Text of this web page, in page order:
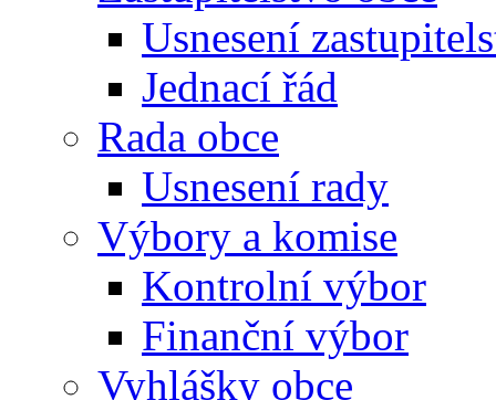
Usnesení
Jednací řád
Rada obce
Usnesení rady
Výbory a komise
Kontrolní výbor
Finanční výbor
Vyhlášky obce